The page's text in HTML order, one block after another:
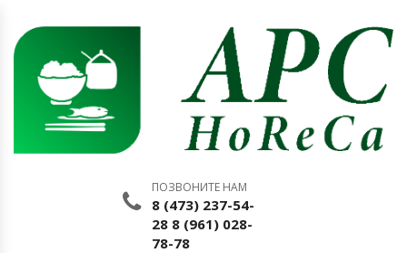
ПОЗВОНИТЕ НАМ
8 (473) 237-54-
28 8 (961) 028-
78-78